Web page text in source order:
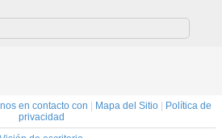
IPAD/el teléfono
Keyborad de
en contacto con | Mapa del Sitio| Política de
privacidad